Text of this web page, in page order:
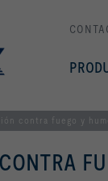
contra fuego y